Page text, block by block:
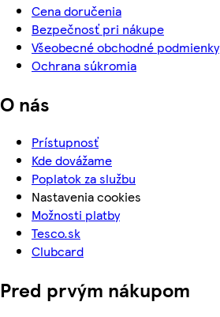
Cena doručenia
Bezpečnosť pri nákupe
Všeobecné obchodné podmienky
Ochrana súkromia
O nás
Prístupnosť
Kde dovážame
Poplatok za službu
Nastavenia cookies
Možnosti platby
Tesco.sk
Clubcard
Pred prvým nákupom